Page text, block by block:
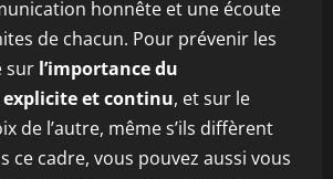
honnête et une écoute
de chacun. Pour prévenir les
sur l’importance du
et continu, et sur le
de l’autre, même s’ils diffèrent
ce cadre, vous pouvez aussi vous